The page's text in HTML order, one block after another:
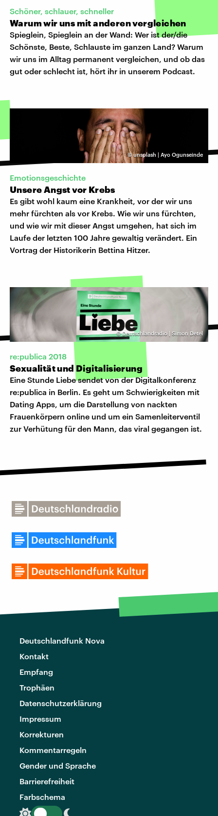
Schöner, schlauer, schneller
Warum wir uns mit anderen vergleichen
Spieglein, Spieglein an der Wand: Wer ist der/die
Schönste, Beste, Schlauste im ganzen Land? Warum
wir uns im Alltag permanent vergleichen, und ob das
gut oder schlecht ist, hört ihr in unserem Podcast.
©unsplash | Ayo Ogunseinde
Emotionsgeschichte
Unsere Angst vor Krebs
Es gibt wohl kaum eine Krankheit, vor der wir uns
mehr fürchten als vor Krebs. Wie wir uns fürchten,
und wie wir mit dieser Angst umgehen, hat sich im
Laufe der letzten 100 Jahre gewaltig verändert. Ein
Vortrag der Historikerin Bettina Hitzer.
©Deutschlandradio | Simon Detel
re:publica 2018
Sexualität und Digitalisierung
Eine Stunde Liebe sendet von der Digitalkonferenz
re:publica in Berlin. Es geht um Schwierigkeiten mit
Dating Apps, um die Darstellung von nackten
Frauenkörpern online und um ein Samenleiterventil
zur Verhütung für den Mann, das viral gegangen ist.
Deutschlandfunk Nova
Kontakt
Empfang
Trophäen
Datenschutzerklärung
Impressum
Korrekturen
Kommentarregeln
Gender und Sprache
Barrierefreiheit
Farbschema